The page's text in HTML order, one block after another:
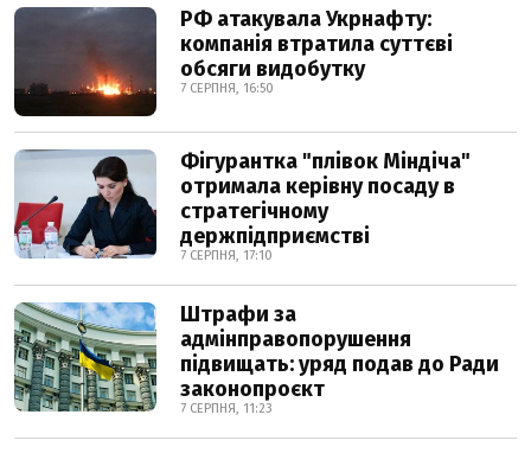
РФ атакувала Укрнафту:
компанія втратила суттєві
обсяги видобутку
7 СЕРПНЯ, 16:50
Фігурантка "плівок Міндіча"
отримала керівну посаду в
стратегічному
держпідприємстві
7 СЕРПНЯ, 17:10
Штрафи за
адмінправопорушення
підвищать: уряд подав до Ради
законопроєкт
7 СЕРПНЯ, 11:23